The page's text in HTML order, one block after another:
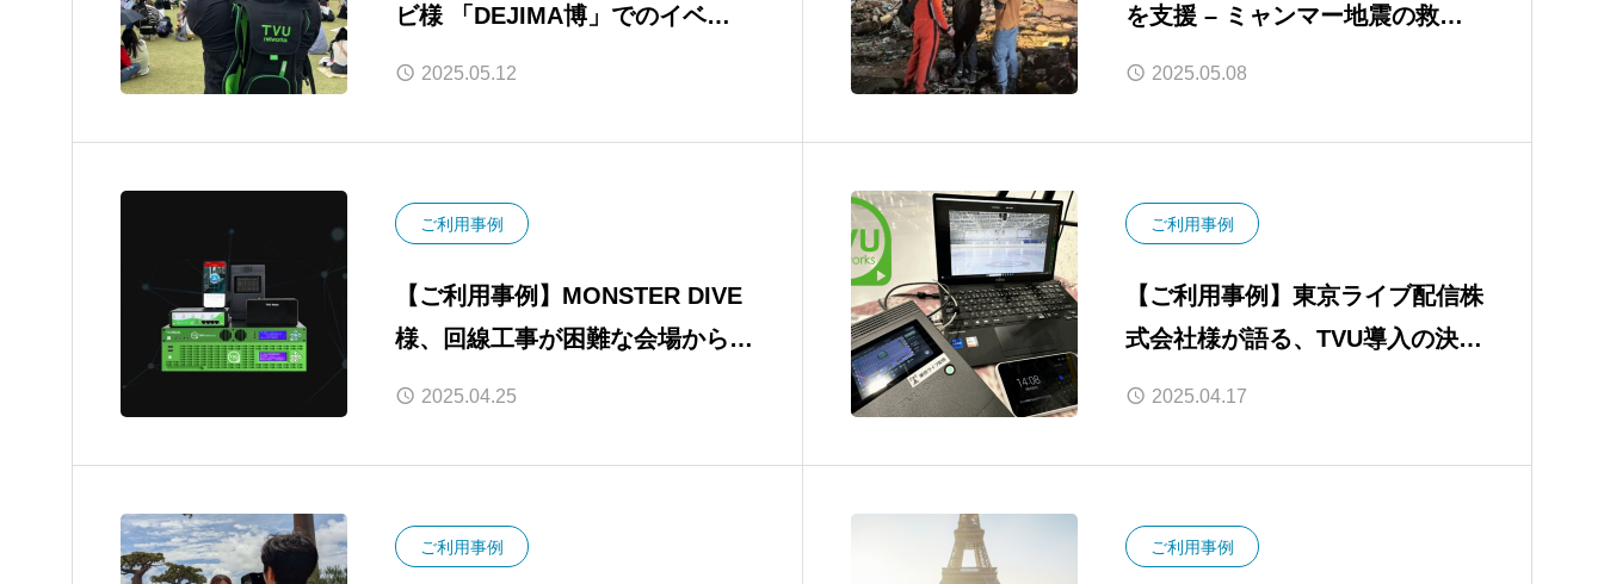
ビ様 「DEJIMA博」でのイベン
ト中継
2025.05.12
を支援 – ミャンマー地震の救助
現場をリアルタイム中継
2025.05.08
ご利用事例
【ご利用事例】MONSTER DIVE
様、回線工事が困難な会場から
TVUマルチSIMルーターでライブ
2025.04.25
ご利用事例
【ご利用事例】東京ライブ配信株
式会社様が語る、TVU導入の決め
手と現場の変化
2025.04.17
ご利用事例 ご利用事例